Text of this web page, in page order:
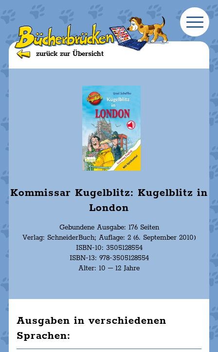
zurück zur Übersicht
Kommissar Kugelblitz: Kugelblitz in
London
Gebundene Ausgabe: 176 Seiten
Verlag: SchneiderBuch; Auflage: 2 (6. September 2010)
ISBN-10: 3505128554
ISBN-13: 978-3505128554
Alter: 10 – 12 Jahre
Ausgaben in verschiedenen
Sprachen: